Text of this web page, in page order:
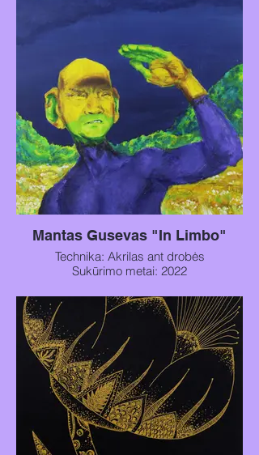
Mantas Gusevas "In Limbo"
Technika: Akrilas ant drobės
Sukūrimo metai: 2022